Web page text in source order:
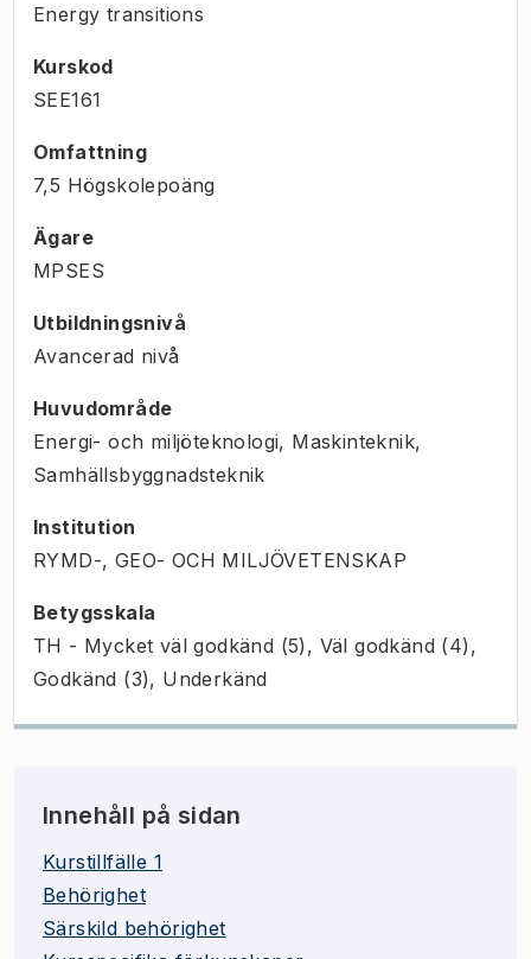
Energy transitions
Kurskod
SEE161
Omfattning
7,5 Högskolepoäng
Ägare
MPSES
Utbildningsnivå
Avancerad nivå
Huvudområde
Energi- och miljöteknologi, Maskinteknik,
Samhällsbyggnadsteknik
Institution
RYMD-, GEO- OCH MILJÖVETENSKAP
Betygsskala
TH - Mycket väl godkänd (5), Väl godkänd (4),
Godkänd (3), Underkänd
Innehåll på sidan
Kurstillfälle 1
Behörighet
Särskild behörighet